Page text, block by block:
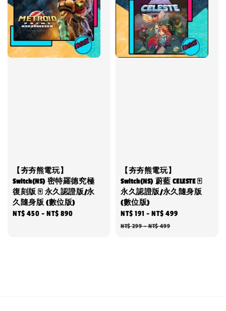
【夯夯熊電玩】
Switch(NS) 密特羅德究極
復刻版 🀄 永久認證版/永
久隨身版 (數位版)
Regular
NT$ 450 -NT$ 890
【夯夯熊電玩】
Switch(NS) 蔚藍 CELESTE 🀄
永久認證版/永久隨身版
(數位版)
Sale
price
NT$ 191 -NT$ 499
NT$ 299-NT$ 499